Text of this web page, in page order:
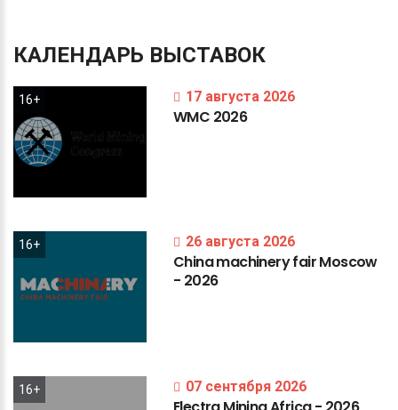
КАЛЕНДАРЬ ВЫСТАВОК
16+ 17 августа 2026
WMC 2026
16+ 26 августа 2026
ChinamachineryfairMoscow
- 2026
16+ 07 сентября 2026